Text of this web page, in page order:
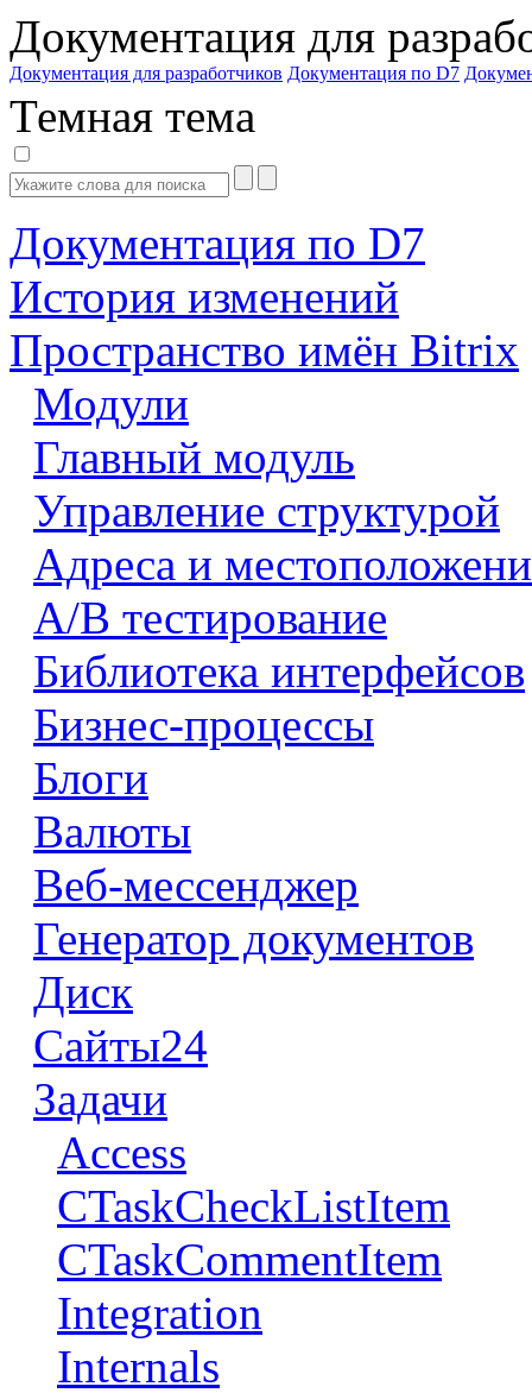
Документация для
Документация для разработчиков Документация по D7
Темная тема
Документация по D7
История изменений
Пространство имён Bitrix
Модули
Главный модуль
Управление структурой
Адреса и
А/В тестирование
Библиотека интерфейсов
Бизнес-процессы
Блоги
Валюты
Веб-мессенджер
Генератор документов
Диск
Сайты24
Задачи
Access
CTaskCheckListItem
CTaskCommentItem
Integration
Internals